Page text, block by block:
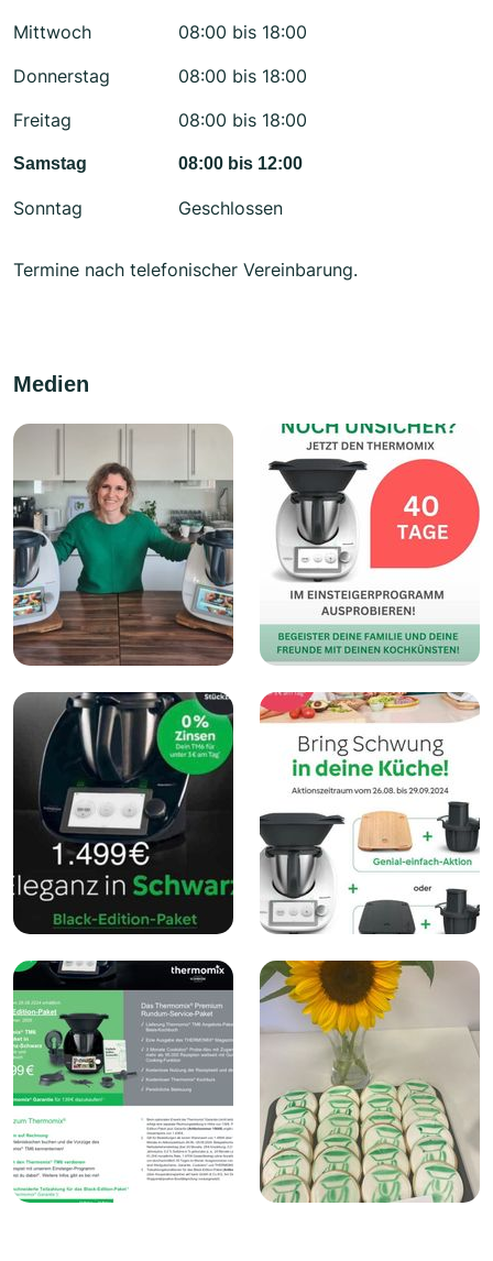
Mittwoch
08:00 bis 18:00
Donnerstag
08:00 bis 18:00
Freitag
08:00 bis 18:00
Samstag 08:00 bis 12:00
Sonntag Geschlossen
Termine nach telefonischer Vereinbarung.
Medien